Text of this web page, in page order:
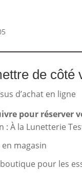
de côté
d’achat en ligne
pour réserver
: À la Lunetterie
magasin
pour les